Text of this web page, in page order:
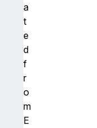
a
t
e
d
f
r
o
m
E